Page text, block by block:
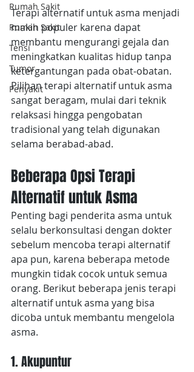
Rumah Sakit
Rumah Sakit
Tensi
Tumor
Penyakit
Terapi alternatif untuk asma menjadi
makin populer karena dapat
membantu mengurangi gejala dan
meningkatkan kualitas hidup tanpa
ketergantungan pada obat-obatan.
Pilihan terapi alternatif untuk asma
sangat beragam, mulai dari teknik
relaksasi hingga pengobatan
tradisional yang telah digunakan
selama berabad-abad.
Beberapa Opsi Terapi
Alternatif untuk Asma
Penting bagi penderita asma untuk
selalu berkonsultasi dengan dokter
sebelum mencoba terapi alternatif
apa pun, karena beberapa metode
mungkin tidak cocok untuk semua
orang. Berikut beberapa jenis terapi
alternatif untuk asma yang bisa
dicoba untuk membantu mengelola
asma.
1. Akupuntur